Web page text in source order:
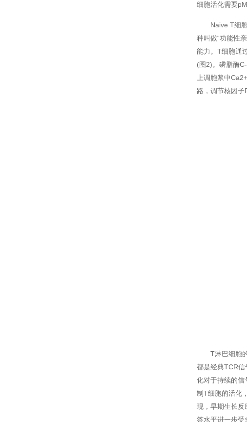
细胞活化需要
Naive T细胞
种叫做“功能性
能力。T细胞通
(图2)。磷脂酶
上调胞浆中
路，调节核因子
T淋巴细胞的
都是经典TCR
化对于持续的信
制T细胞的活化
现，早期生长反
答水平进一步受